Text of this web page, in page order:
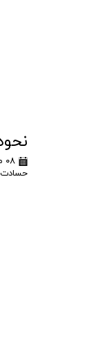
۰۸ مرداد ۱۴۰۱
حسادت